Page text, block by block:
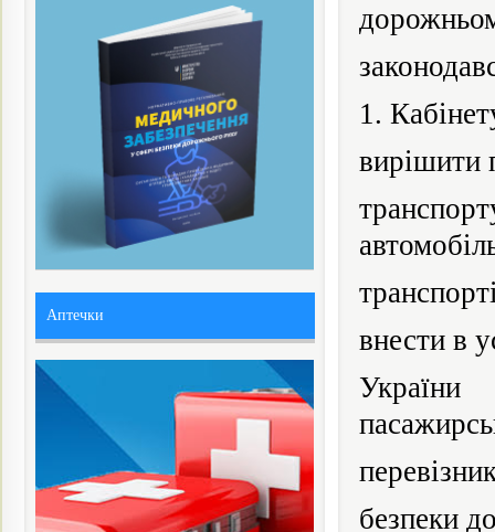
1.
вирішити
внести в
України
безпеки
Аптечки